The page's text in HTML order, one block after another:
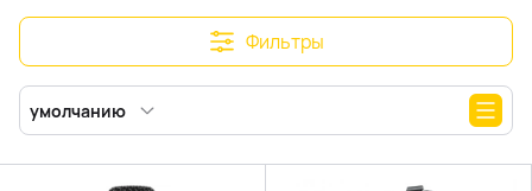
Фильтры
умолчанию